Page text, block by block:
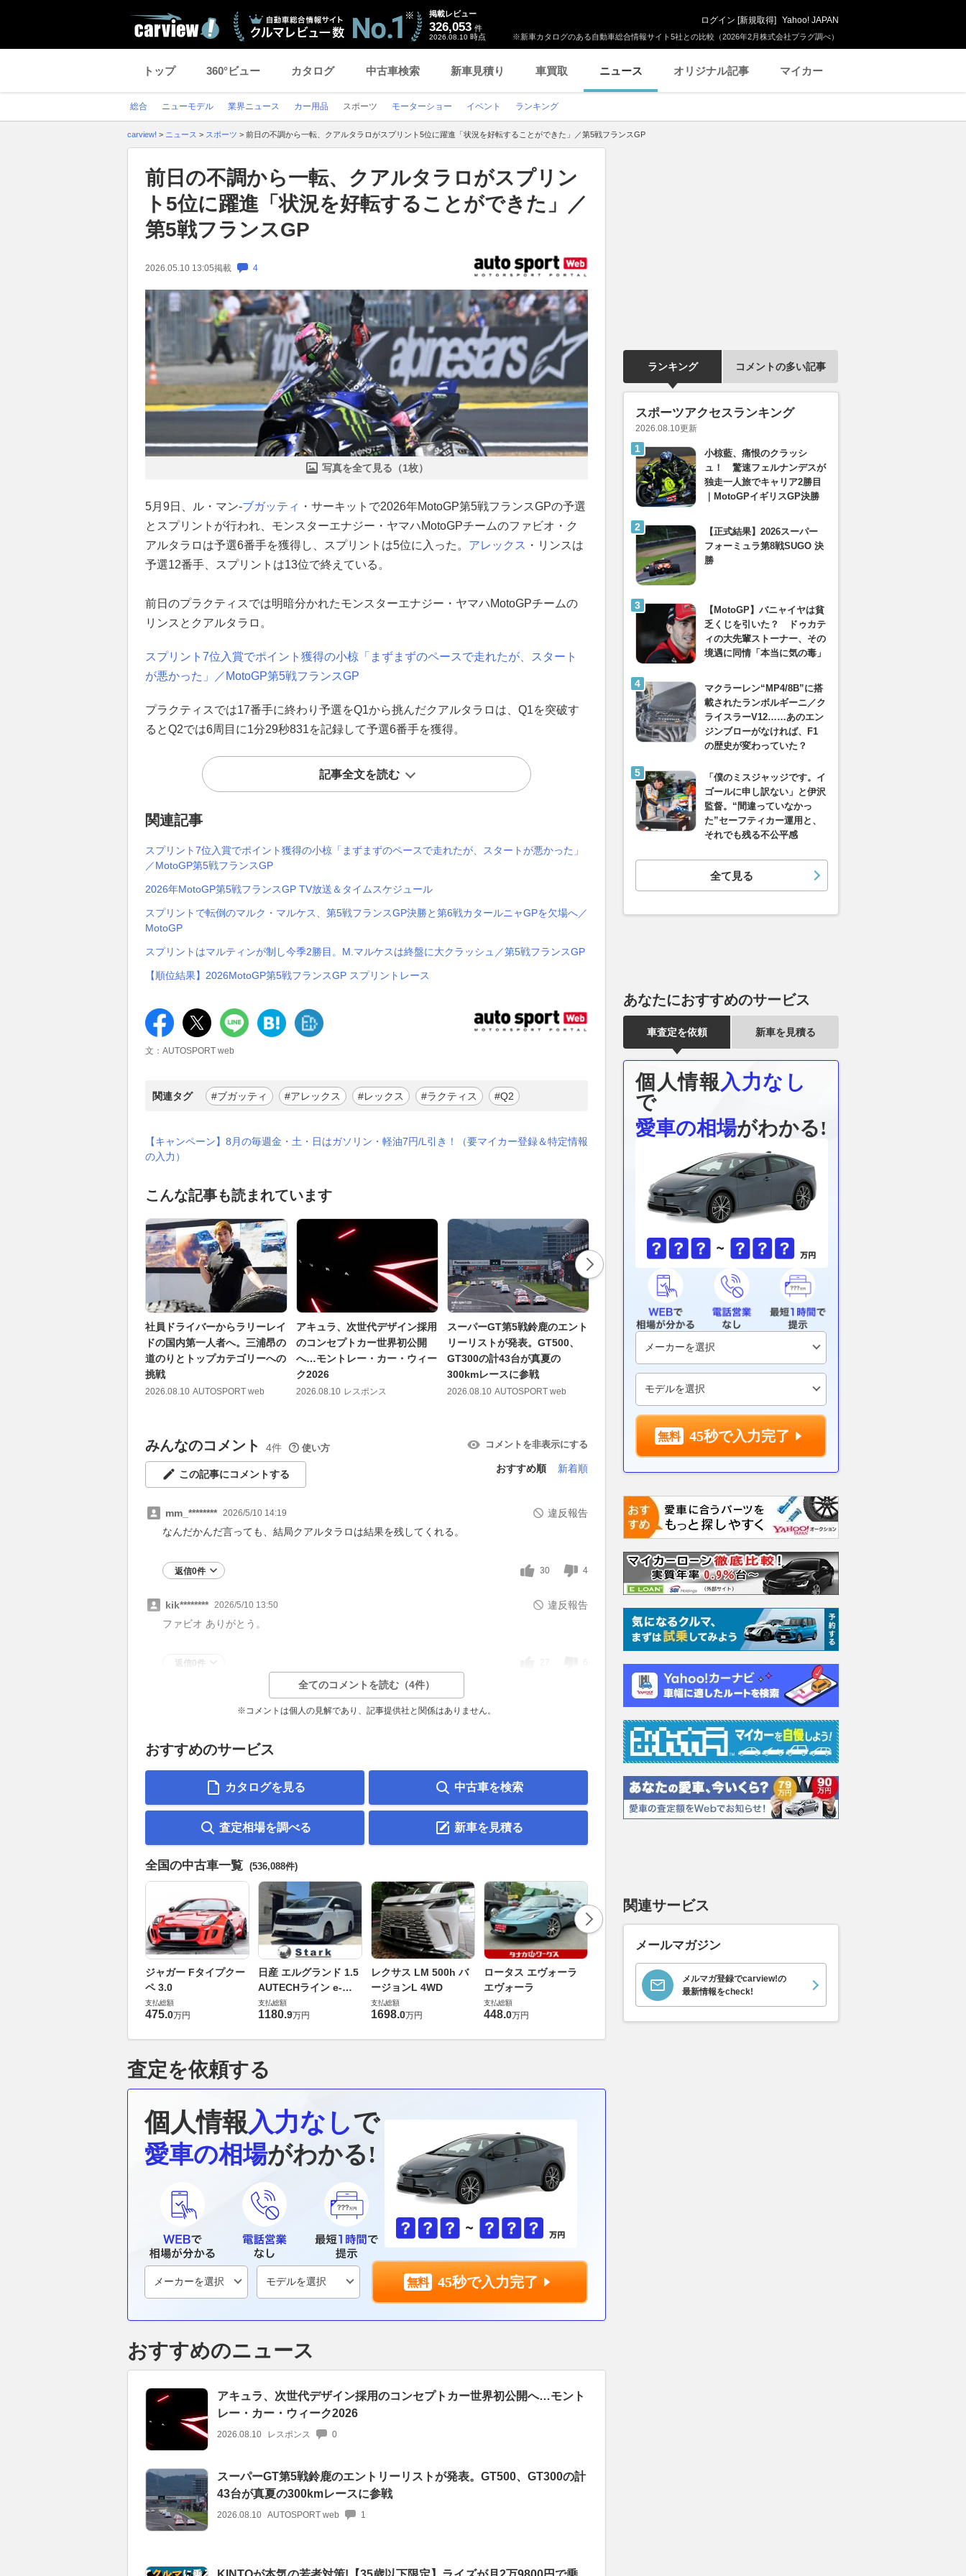
※新車カタログのある自動車総合情報サイト5社との比較（2026年2月株式会社プラグ調べ）
掲載レビュー
326,053 件
2026.08.10 時点
ログイン [新規取得] Yahoo! JAPAN
トップ 360°ビュー カタログ 中古車検索 新車見積り 車買取 ニュース オリジナル記事 マイカー
総合 ニューモデル 業界ニュース カー用品 スポーツ モーターショー イベント ランキング
carview! > ニュース > スポーツ > 前日の不調から一転、クアルタラロがスプリント5位に躍進「状況を好転することができた」／第5戦フランスGP
前日の不調から一転、クアルタラロがスプリン
ト5位に躍進「状況を好転することができた」／
第5戦フランスGP
2026.05.10 13:05掲載 4
写真を全て見る（1枚）
5月9日、ル・マン-ブガッティ ・サーキットで2026年MotoGP第5戦フランスGPの予選
とスプリントが行われ、モンスターエナジー・ヤマハMotoGPチームのファビオ・ク
アルタラロは予選6番手を獲得し、スプリントは5位に入った。 アレックス ・リンスは
予選12番手、スプリントは13位で終えている。
前日のプラクティスでは明暗分かれたモンスターエナジー・ヤマハMotoGPチームの
リンスとクアルタラロ。
スプリント7位入賞でポイント獲得の小椋「まずまずのペースで走れたが、スタート
が悪かった」／MotoGP第5戦フランスGP
プラクティスでは17番手に終わり予選をQ1から挑んだクアルタラロは、Q1を突破す
るとQ2では6周目に1分29秒831を記録して予選6番手を獲得。
記事全文を読む
関連記事
スプリント7位入賞でポイント獲得の小椋「まずまずのペースで走れたが、スタートが悪かった」
／MotoGP第5戦フランスGP
2026年MotoGP第5戦フランスGP TV放送＆タイムスケジュール
スプリントで転倒のマルク・マルケス、第5戦フランスGP決勝と第6戦カタールニャGPを欠場へ／
MotoGP
スプリントはマルティンが制し今季2勝目。M.マルケスは終盤に大クラッシュ／第5戦フランスGP
【順位結果】2026MotoGP第5戦フランスGP スプリントレース
文：AUTOSPORT web
関連タグ #ブガッティ #アレックス #レックス #ラクティス #Q2
【キャンペーン】8月の毎週金・土・日はガソリン・軽油7円/L引き！（要マイカー登録＆特定情報
の入力）
こんな記事も読まれています
社員ドライバーからラリーレイ
ドの国内第一人者へ。三浦昂の
道のりとトップカテゴリーへの
挑戦
2026.08.10 AUTOSPORT web
アキュラ、次世代デザイン採用
のコンセプトカー世界初公開
へ…モントレー・カー・ウィー
ク2026
2026.08.10 レスポンス
スーパーGT第5戦鈴鹿のエント
リーリストが発表。GT500、
GT300の計43台が真夏の
300kmレースに参戦
2026.08.10 AUTOSPORT web
KINTOが本気の若者対策!【35
歳以下限定】ライズが月2万
クサービス復活
ベストカーWeb
KDDIの夏まつりイベント、水
陸両用バギーや4輪バギーも展
2026.08.10 レスポンス
みんなのコメント 4件 使い方 コメントを非表示にする
この記事にコメントする
おすすめ順 新着順
mm_******** 2026/5/10 14:19
違反報告
なんだかんだ言っても、結局クアルタラロは結果を残してくれる。
返信0件 30 4
kik******** 2026/5/10 13:50
違反報告
ファビオ ありがとう。
返信0件 27
全てのコメントを読む（4件）
※コメントは個人の見解であり、記事提供社と関係はありません。
おすすめのサービス
カタログを見る 中古車を検索
査定相場を調べる 新車を見積る
全国の中古車一覧 (536,088件)
ジャガー Fタイプクー
ペ 3.0
支払総額
475.0万円
日産 エルグランド 1.5
AUTECHライン e-
4ORCE Gスペック
4WD
支払総額
1180.9万円
レクサス LM 500h バ
ージョンL 4WD
支払総額
1698.0万円
ロータス エヴォーラ
エヴォーラ
支払総額
448.0万円
ベントレー コンチネン
タルフライングスパー
万円
日産 エルグランド 1.5
G e-4ORCE 4WD
支払総額
999.9万円
ホンダ NSX 3.0
査定を依頼する
個人情報入力なしで
愛車の相場がわかる!
45秒で入力完了
おすすめのニュース
アキュラ、次世代デザイン採用のコンセプトカー世界初公開へ…モント
レー・カー・ウィーク2026
2026.08.10 レスポンス 0
スーパーGT第5戦鈴鹿のエントリーリストが発表。GT500、GT300の計
43台が真夏の300kmレースに参戦
2026.08.10 AUTOSPORT web 1
ランキング コメントの多い記事
スポーツアクセスランキング
2026.08.10更新
小椋藍、痛恨のクラッシ
ュ！ 驚速フェルナンデスが
独走一人旅でキャリア2勝目
｜MotoGPイギリスGP決勝
【正式結果】2026スーパー
フォーミュラ第8戦SUGO 決
勝
【MotoGP】バニャイヤは貧
乏くじを引いた？ ドゥカテ
ィの大先輩ストーナー、その
境遇に同情「本当に気の毒」
マクラーレン“MP4/8B”に搭
載されたランボルギーニ／ク
ライスラーV12……あのエン
ジンブローがなければ、F1
の歴史が変わっていた？
「僕のミスジャッジです。イ
ゴールに申し訳ない」と伊沢
監督。“間違っていなかっ
た”セーフティカー運用と、
それでも残る不公平感
全て見る
あなたにおすすめのサービス
車査定を依頼 新車を見積る
個人情報 入力なし
で
愛車の相場がわかる!
45秒で入力完了
関連サービス
メールマガジン
メルマガ登録でcarview!の
最新情報をcheck!